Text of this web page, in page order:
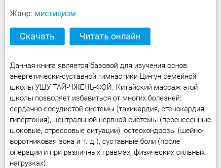
Жанр: мистицизм
Скачать Читать онлайн
Данная книга является базовой для изучения основ
энергетически-суставной гимнастики Ци-гун семейной
школы УШУ ТАЙ-ЧЖЕНЬ-ФЭЙ. Китайский массаж этой
школы позволяет избавиться от многих болезней:
сердечно-сосудистой системы (тахикардия, стенокардия,
гипертония), центральной нервной системы (перенесенные
шоковые, стрессовые ситуации), остеохондрозы (шейно-
воротниковая зона и т. д.), суставные боли (после
операции и при различных травмах, физических сильных
нагрузках).